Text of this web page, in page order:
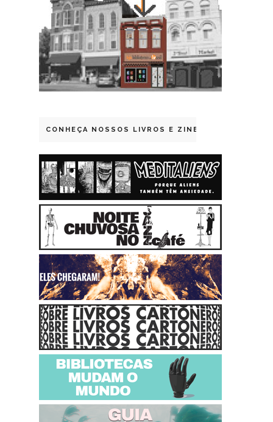
CONHEÇA NOSSOS LIVROS E ZINES